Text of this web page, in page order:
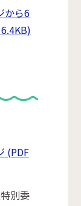
から6
(PDF
別委